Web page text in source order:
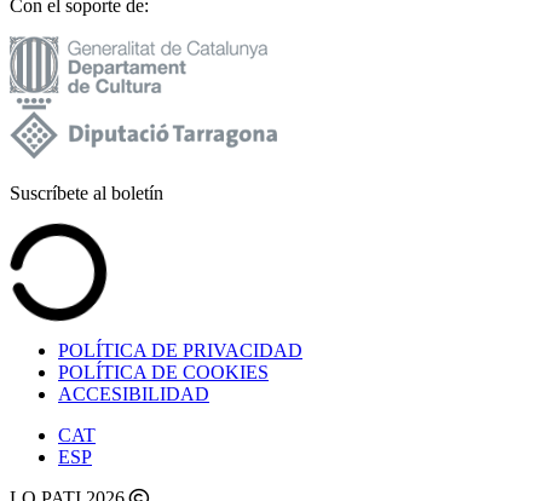
Con el soporte de:
Suscríbete al boletín
POLÍTICA DE PRIVACIDAD
POLÍTICA DE COOKIES
ACCESIBILIDAD
CAT
ESP